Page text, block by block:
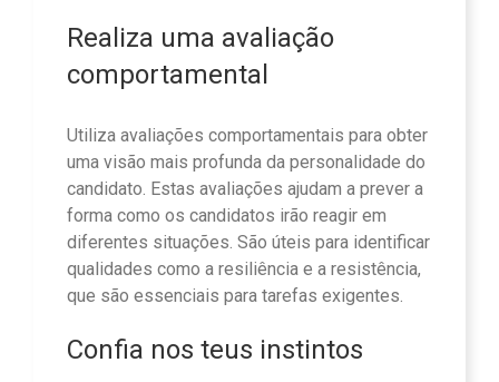
Realiza uma avaliação
comportamental
Utiliza avaliações comportamentais para obter
uma visão mais profunda da personalidade do
candidato. Estas avaliações ajudam a prever a
forma como os candidatos irão reagir em
diferentes situações. São úteis para identificar
qualidades como a resiliência e a resistência,
que são essenciais para tarefas exigentes.
Confia nos teus instintos